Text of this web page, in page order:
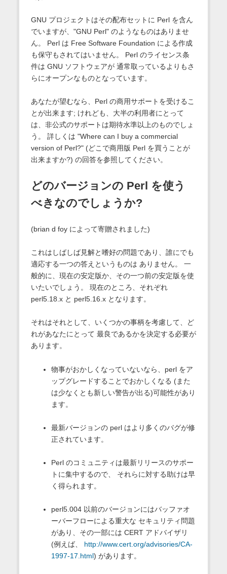
GNU プロジェクトはその配布セットに Perl を含ん
でいますが、"GNU Perl" のようなものはありませ
ん。 Perl は Free Software Foundation による作成
も保守もされてはいません。 Perl のライセンス条
件は GNU ソフトウェアが 通常取っているよりもさ
らにオープンなものとなっています。
あなたが望むなら、Perl の商用サポートを受けるこ
とが出来ます; けれども、大半の利用者にとって
は、非公式のサポートは期待水準以上のものでしょ
う。 詳しくは "Where can I buy a commercial
version of Perl?" (どこで商用版 Perl を買うことが
出来ますか?) の回答を参照してください。
どのバージョンの Perl を使う
べきなのでしょうか?
(brian d foy によって寄贈されました)
これはしばしば見解と嗜好の問題であり、誰にでも
適応する一つの答えというものは ありません。 一
般的に、現在の安定版か、その一つ前の安定版を使
いたいでしょう。 現在のところ、それぞれ
perl5.18.x と perl5.16.x となります。
それはそれとして、いくつかの事柄を考慮して、ど
れがあなたにとって 最良であるかを決定する必要が
あります。
物事がおかしくなっていないなら、perl をア
ップグレードすることでおかしくなる (また
は少なくとも新しい警告が出る)可能性があり
ます。
最新バージョンの perl はより多くのバグが修
正されています。
Perl のコミュニティは最新リリースのサポー
トに集中するので、 それらに対する助けは早
く得られます。
perl5.004 以前のバージョンにはバッファオ
ーバーフローによる重大な セキュリティ問題
があり、その一部には CERT アドバイザリ
(例えば、 http://www.cert.org/advisories/CA-
1997-17.html) があります。